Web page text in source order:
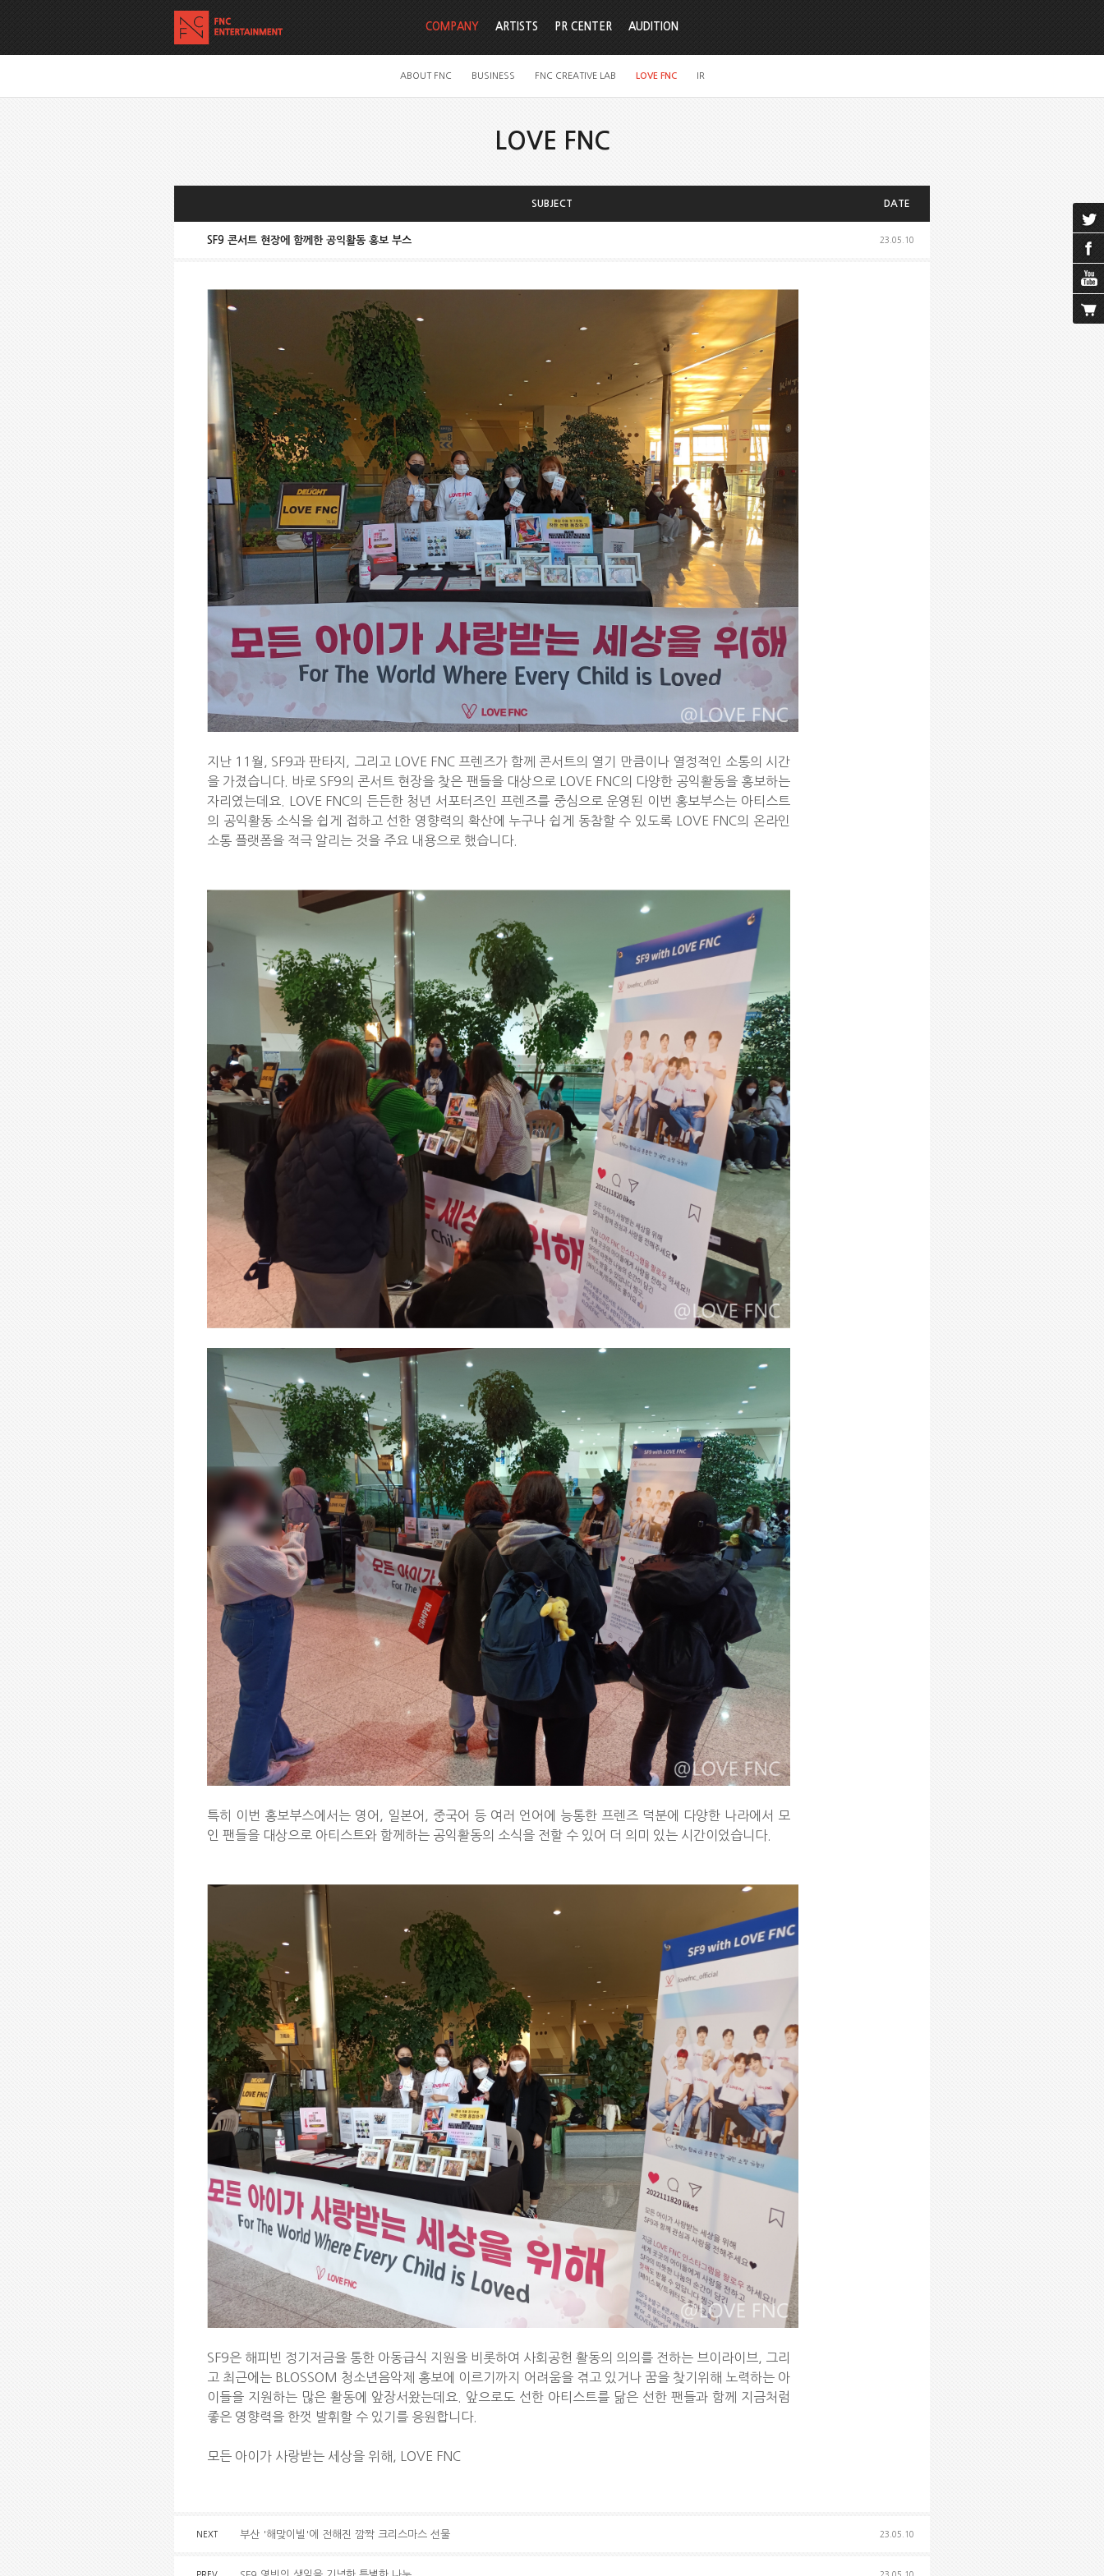
COMPANY
ABOUT FNC BUSINESS FNC CREATIVE LAB LOVE FNC IR
ARTISTS PR CENTER AUDITION
LOVE FNC
SUBJECT DATE
SF9 콘서트 현장에 함께한 공익활동 홍보 부스 23.05.10
지난 11월, SF9과 판타지, 그리고 LOVE FNC 프렌즈가 함께 콘서트의 열기 만큼이나 열정적인 소통의 시간
을 가졌습니다. 바로 SF9의 콘서트 현장을 찾은 팬들을 대상으로 LOVE FNC의 다양한 공익활동을 홍보하는
자리였는데요. LOVE FNC의 든든한 청년 서포터즈인 프렌즈를 중심으로 운영된 이번 홍보부스는 아티스트
의 공익활동 소식을 쉽게 접하고 선한 영향력의 확산에 누구나 쉽게 동참할 수 있도록 LOVE FNC의 온라인
소통 플랫폼을 적극 알리는 것을 주요 내용으로 했습니다.
특히 이번 홍보부스에서는 영어, 일본어, 중국어 등 여러 언어에 능통한 프렌즈 덕분에 다양한 나라에서 모
인 팬들을 대상으로 아티스트와 함께하는 공익활동의 소식을 전할 수 있어 더 의미 있는 시간이었습니다.
SF9은 해피빈 정기저금을 통한 아동급식 지원을 비롯하여 사회공헌 활동의 의의를 전하는 브이라이브, 그리
고 최근에는 BLOSSOM 청소년음악제 홍보에 이르기까지 어려움을 겪고 있거나 꿈을 찾기위해 노력하는 아
이들을 지원하는 많은 활동에 앞장서왔는데요. 앞으로도 선한 아티스트를 닮은 선한 팬들과 함께 지금처럼
좋은 영향력을 한껏 발휘할 수 있기를 응원합니다.
모든 아이가 사랑받는 세상을 위해, LOVE FNC
NEXT 부산 '해맞이빌'에 전해진 깜짝 크리스마스 선물 23.05.10
PREV 23.05.10